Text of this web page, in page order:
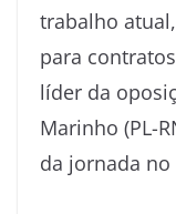
trabalho
para
líder da
Marinho (PL-
da jornada no